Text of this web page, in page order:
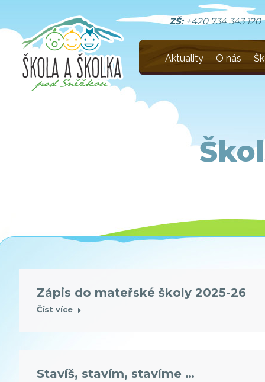
ZŠ: +420 734 343 120
Aktuality O nás
Zápis do mateřské školy 2025-26
Číst více
Stavíš, stavím, stavíme …